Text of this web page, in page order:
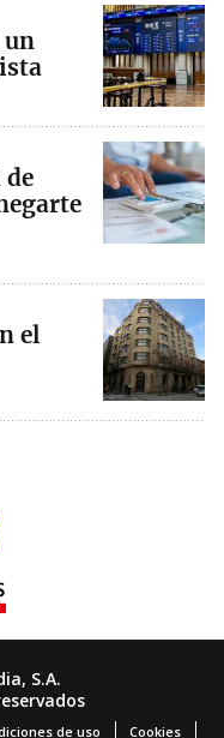
un
de
el
S.A.
de uso Cookies